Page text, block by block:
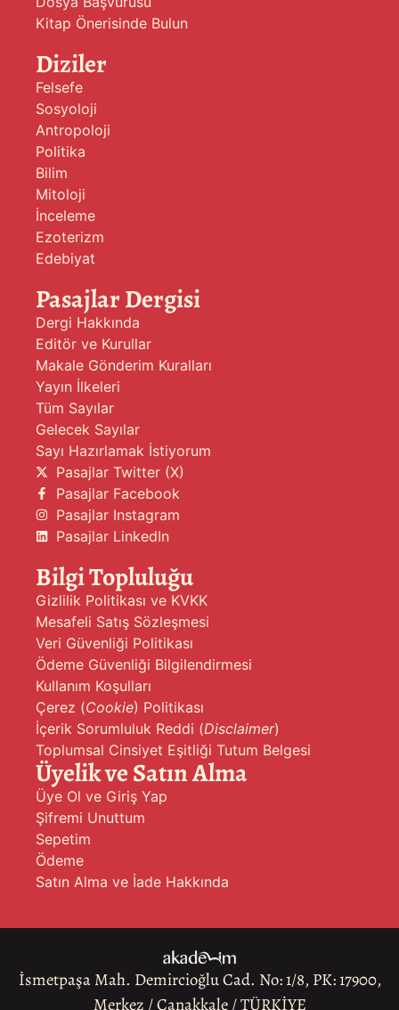
Kitap Önerisinde Bulun
Diziler
Felsefe
Sosyoloji
Antropoloji
Politika
Bilim
Mitoloji
İnceleme
Ezoterizm
Edebiyat
Pasajlar Dergisi
Dergi Hakkında
Editör ve Kurullar
Makale Gönderim Kuralları
Yayın İlkeleri
Tüm Sayılar
Gelecek Sayılar
Sayı Hazırlamak İstiyorum
Pasajlar Twitter (X)
Pasajlar Facebook
Pasajlar Instagram
Pasajlar LinkedIn
Bilgi Topluluğu
Gizlilik Politikası ve KVKK
Mesafeli Satış Sözleşmesi
Veri Güvenliği Politikası
Ödeme Güvenliği Bilgilendirmesi
Kullanım Koşulları
Çerez (Cookie) Politikası
İçerik Sorumluluk Reddi (Disclaimer)
Toplumsal Cinsiyet Eşitliği Tutum Belgesi
Üyelik ve Satın Alma
Üye Ol ve Giriş Yap
Şifremi Unuttum
Sepetim
Ödeme
Satın Alma ve İade Hakkında
İsmetpaşa Mah. Demircioğlu Cad. No: 1/8, PK: 17900,
Merkez / Çanakkale / TÜRKİYE